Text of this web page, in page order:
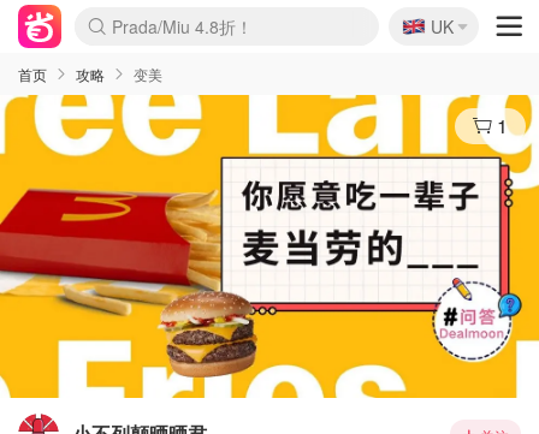
麦卢卡蜂蜜夏促！个位数！
Prada/Miu 4.8折！
啥？必胜客披萨5折！
🇬🇧
UK
首页 攻略 变美
1